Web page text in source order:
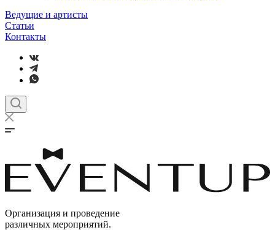
Ведущие и артисты
Статьи
Контакты
Организация и проведение
различных мероприятий.